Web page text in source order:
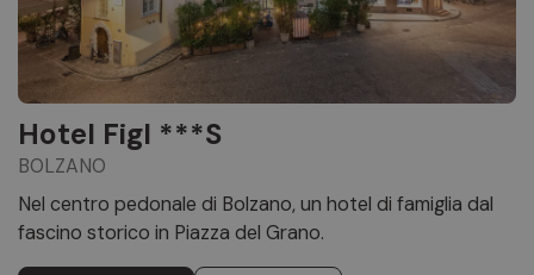
Hotel Figl ***S
BOLZANO
Nel centro pedonale di Bolzano, un hotel di famiglia dal
fascino storico in Piazza del Grano.